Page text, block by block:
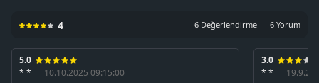
4 6 Değerlendirme 6 Yorum
5.0
* *
10.10.2025 09:15:00
3.0
* *